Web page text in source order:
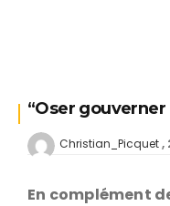
“Oser gouverner
Christian_Picquet
En complément